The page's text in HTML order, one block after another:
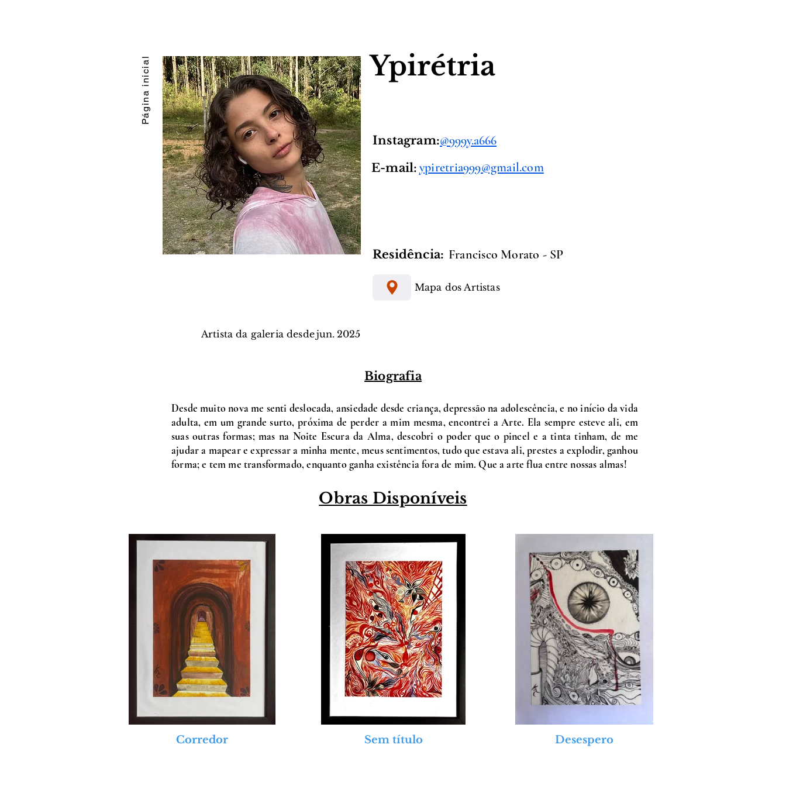
Página inicial Ypirétria
Instagram:@999y.a666
E-mail: ypiretria999@gmail.com
Residência: Francisco Morato - SP
Mapa dos Artistas
Artista da galeria desdejun. 2025
Biografia
Desde muito nova me senti deslocada, ansiedade desde criança, depressão na adolescência, e no início da vida
adulta, em um grande surto, próxima de perder a mim mesma, encontrei a Arte. Ela sempre esteve ali, em
suas outras formas; mas na Noite Escura da Alma, descobri o poder que o pincel e a tinta tinham, de me
ajudar a mapear e expressar a minha mente, meus sentimentos, tudo que estava ali, prestes a explodir, ganhou
forma; e tem me transformado, enquanto ganha existência fora de mim. Que a arte flua entre nossas almas!
Obras Disponíveis
Corredor Sem título Desespero